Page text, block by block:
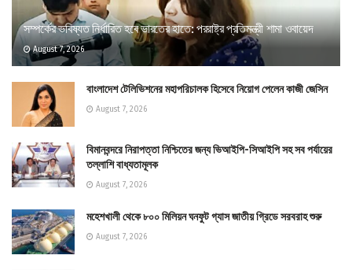
সম্পর্কের ভবিষ্যত নির্ধারিত হবে ভারতের হাতে: পররাষ্ট্র প্রতিমন্ত্রী শামা ওবায়েদ
August 7, 2026
বাংলাদেশ টেলিভিশনের মহাপরিচালক হিসেবে নিয়োগ পেলেন কাজী জেসিন
August 7, 2026
বিমানবন্দরে নিরাপত্তা নিশ্চিতের জন্য ভিআইপি-সিআইপি সহ সব পর্যায়ের
তল্লাশি বাধ্যতামূলক
August 7, 2026
মহেশখালী থেকে ৮০০ মিলিয়ন ঘনফুট গ্যাস জাতীয় গ্রিডে সরবরাহ শুরু
August 7, 2026